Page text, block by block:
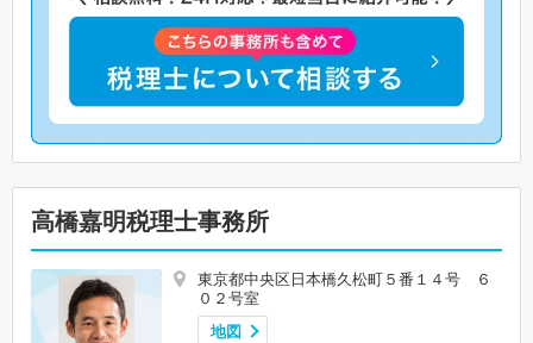
高橋嘉明税理士事務所
東京都中央区日本橋久松町５番１４号 ６
０２号室
地図